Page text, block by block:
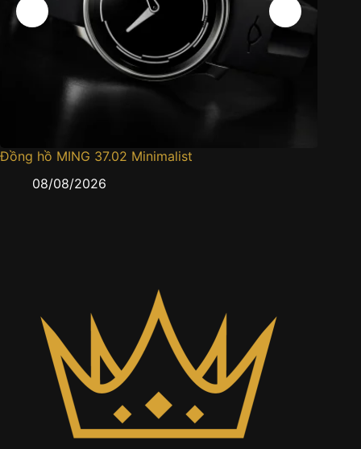
Đồng hồ MING 37.02 Minimalist
08/08/2026